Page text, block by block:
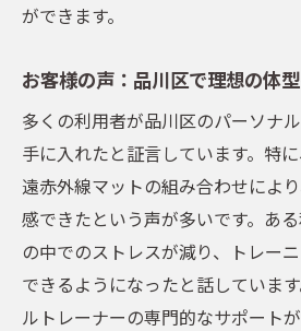
ク
発汗とデトックスで体内
トレーニングと組み合わ
使用者の声：効果的な健
安全で効率的なボディメ
新しいトレーニング環境で無
ダイエット
ができます。
お客様の声：品川区で理想の体
多くの利用者が品川区のパーソナ
手に入れたと証言しています。特
遠赤外線マットの組み合わせによ
感できたという声が多いです。あ
の中でのストレスが減り、トレー
できるようになったと話していま
ルトレーナーの専門的なサポート